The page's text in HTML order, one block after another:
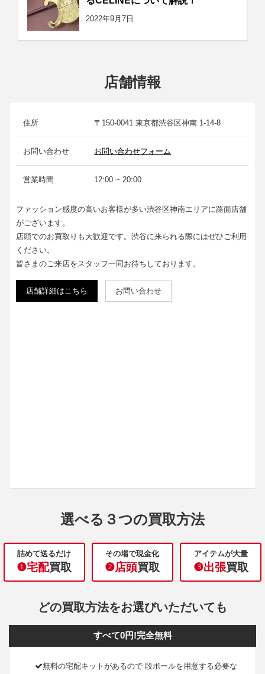
2022年9月7日
店舗情報
住所 〒150-0041 東京都渋谷区神南 1-14-8
お問い合わせ お問い合わせフォーム
営業時間 12:00 ~ 20:00
ファッション感度の高いお客様が多い渋谷区神南エリアに路面店舗
がございます。
店頭でのお買取りも大歓迎です。渋谷に来られる際にはぜひご利用
ください。
皆さまのご来店をスタッフ一同お待ちしております。
店舗詳細はこちら お問い合わせ
選べる３つの買取方法
詰めて送るだけ
❶宅配買取
その場で現金化
❷店頭買取
アイテムが大量
❸出張買取
どの買取方法をお選びいただいても
すべて0円!完全無料
無料の宅配キットがあるので 段ボールを用意する必要な